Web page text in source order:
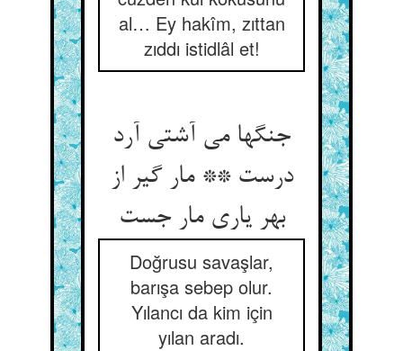
al… Ey hakîm, zıttan
zıddı istidlâl et!
جنگها می آشتی آرد
درست ** مار گیر از
بهر یاری مار جست
Doğrusu savaşlar,
barışa sebep olur.
Yılancı da kim için
yılan aradı.